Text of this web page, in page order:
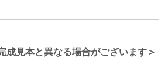
見本と異なる場合がございます＞